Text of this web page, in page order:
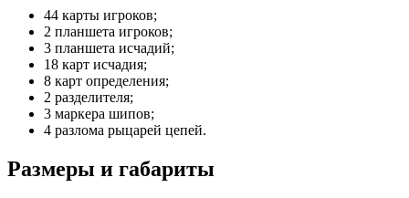
44 карты игроков;
2 планшета игроков;
3 планшета исчадий;
18 карт исчадия;
8 карт определения;
2 разделителя;
3 маркера шипов;
4 разлома рыцарей цепей.
Размеры и габариты